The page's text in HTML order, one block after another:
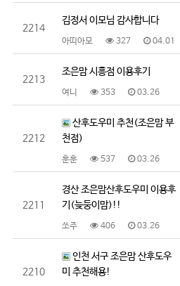
2214
김정서 이모님 감사합니다
아띠아모 327 04.01
2213
조은맘 시흥점 이용후기
여니 353 03.26
2212
산후도우미 추천(조은맘 부
천점)
훈훈 537 03.26
2211
경산 조은맘산후도우미 이용후
기(늦둥이맘)!!
쏘주 406 03.26
2210
인천 서구 조은맘 산후도우
미 추천해용!